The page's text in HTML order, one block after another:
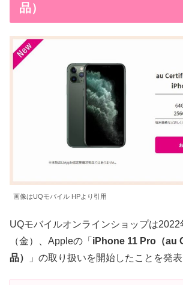
品）
画像はUQモバイル HPより引用
UQモバイルオンラインショップは2022
（金）、Appleの「 iPhone 11 Pro（au
品）
」の取り扱いを開始したことを発表